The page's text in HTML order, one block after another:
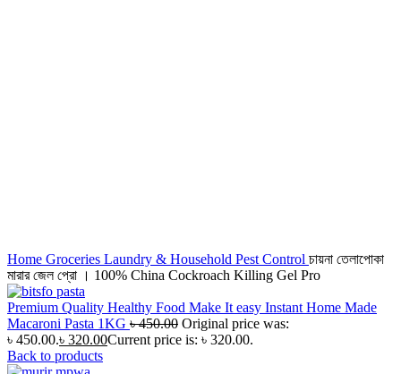
Home Groceries Laundry & Household Pest Control চায়না তেলাপোকা
মারার জেল প্রো । 100% China Cockroach Killing Gel Pro
Premium Quality Healthy Food Make It easy Instant Home Made
Macaroni Pasta 1KG ৳450.00 Original price was:
৳ 450.00.৳ 320.00Current price is: ৳ 320.00.
Back to products